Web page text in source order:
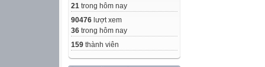
21 trong hôm nay
90476 lượt xem
36 trong hôm nay
159 thành viên